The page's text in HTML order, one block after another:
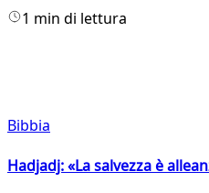
1 min di lettura
Bibbia
Hadjadj: «La salvezza è